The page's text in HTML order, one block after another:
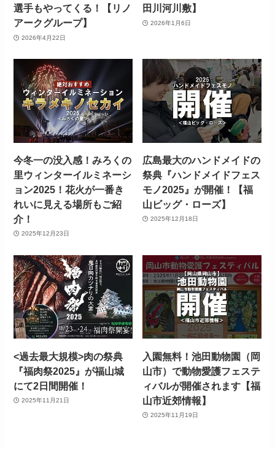
選手もやってくる！【リノ
アークグループ】
2026年4月22日
田川河川敷】
2026年1月6日
今冬一の没入感！みろくの
里ウィンターイルミネーシ
ョン2025！花火が一番き
れいに見える場所もご紹
介！
2025年12月23日
広島最大のハンドメイドの
祭典『ハンドメイドフェス
モノ2025』が開催！【福
山ビッグ・ローズ】
2025年12月18日
<過去最大規模>肉の祭典
『福肉祭2025』が福山城
にて2日間開催！
2025年11月21日
入園無料！池田動物園（岡
山市）で動物愛護フェステ
ィバルが開催されます【福
山市近郊情報】
2025年11月19日